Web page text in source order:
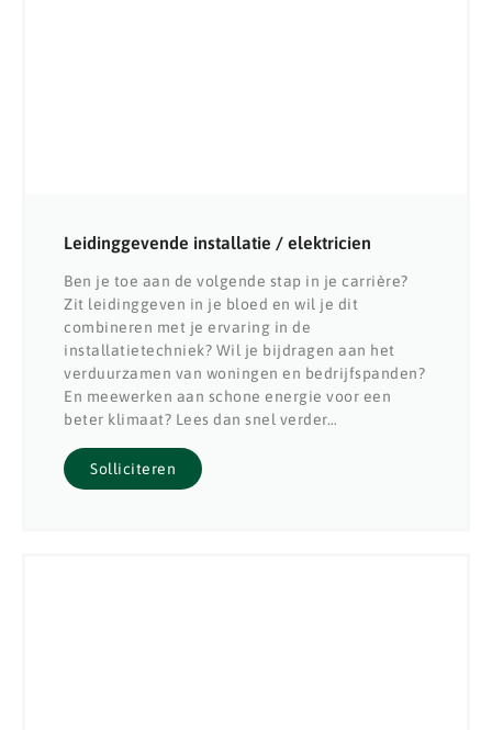
Leidinggevende installatie / elektricien
Ben je toe aan de volgende stap in je carrière?
Zit leidinggeven in je bloed en wil je dit
combineren met je ervaring in de
installatietechniek? Wil je bijdragen aan het
verduurzamen van woningen en bedrijfspanden?
En meewerken aan schone energie voor een
beter klimaat? Lees dan snel verder…
Solliciteren